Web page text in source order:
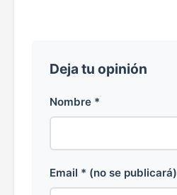
Deja tu opinión
Nombre *
Email * (no se publicará)